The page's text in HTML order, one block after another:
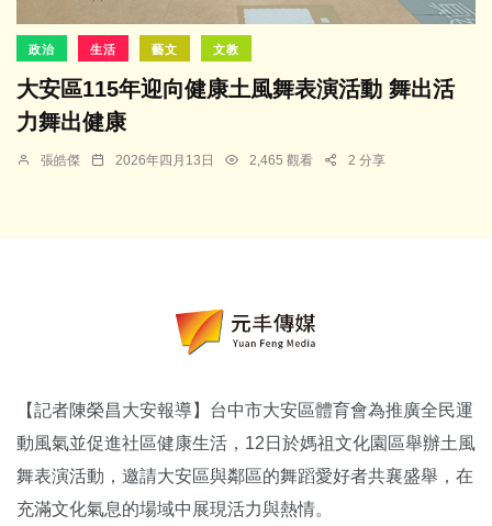
政治 生活 藝文 文教
大安區115年迎向健康土風舞表演活動 舞出活
力舞出健康
張皓傑 2026年四月13日 2,465 觀看 2 分享
【記者陳榮昌大安報導】台中市大安區體育會為推廣全民運
動風氣並促進社區健康生活，12日於媽祖文化園區舉辦土風
舞表演活動，邀請大安區與鄰區的舞蹈愛好者共襄盛舉，在
充滿文化氣息的場域中展現活力與熱情。